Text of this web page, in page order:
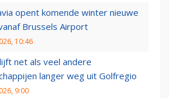
opent komende winter nieuwe
Brussels Airport
10:46
net als veel andere
langer weg uit Golfregio
9:00